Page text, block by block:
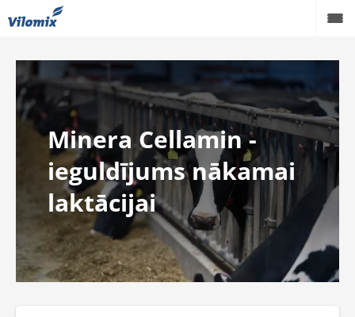
Minera Cellamin -
ieguldījums nākamai
laktācijai
Liellopi
Mājputni
Cūkas
Produkti
Zināšanas
Par mums
Karjera